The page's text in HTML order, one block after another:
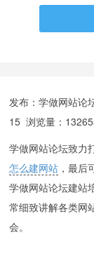
发布：学做网站
15 浏览量：
学做网站论坛致力
怎么建网站 ，最后
学做网站论坛建站
常细致讲解各类网
会。